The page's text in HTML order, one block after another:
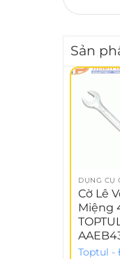
Sản
DỤNG CỤ
Cờ Lê
Miệng
Toptul -